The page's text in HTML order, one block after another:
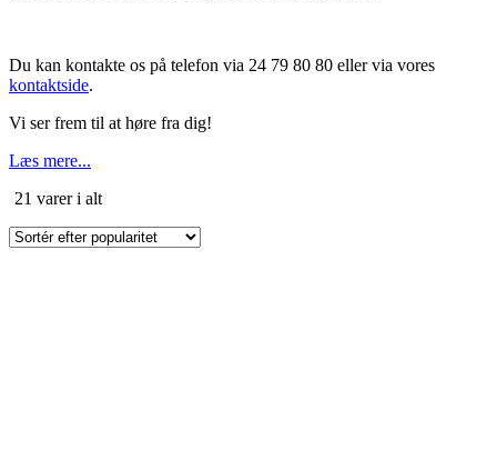
Du kan kontakte os på telefon via 24 79 80 80 eller via vores
kontaktside.
Vi ser frem til at høre fra dig!
Læs mere...
21 varer i altSorteret
popularitet